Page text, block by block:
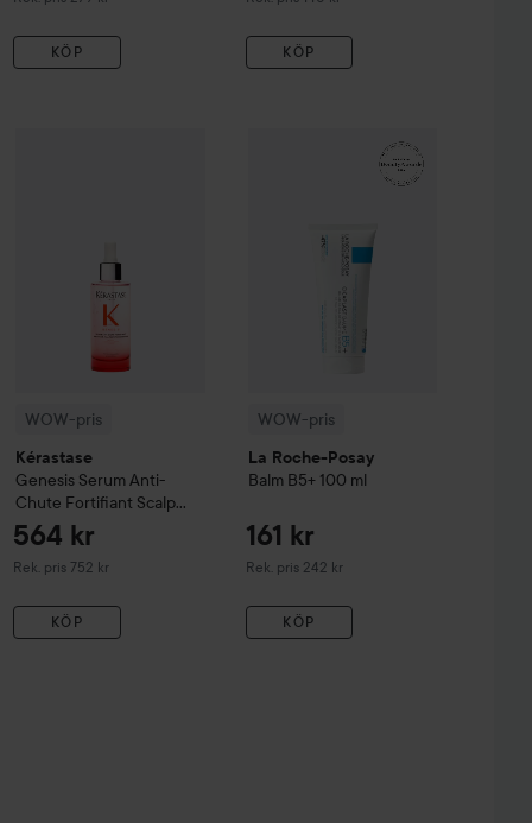
KÖP KÖP
Rekommenderat pris 259 kr
WOW-pris
Kérastase
Genesis Serum Anti-
Chute Fortifiant Scalp
Serum 90 ml
564 kr
Rek. pris 752 kr
Rekommenderat pris 752 kr
KÖP
Serum Anti-Chute Fortifiant
WOW-pris
La Roche-Posay
Balm B5+ 100 ml
161 kr
Rek. pris 242 kr
Rekommenderat pris 242 kr
KÖP
La Roche-Posay